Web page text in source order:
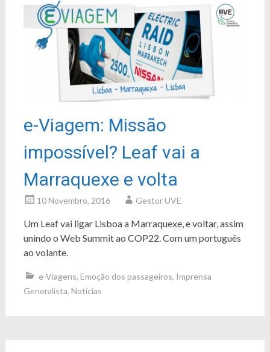
e-Viagem: Missão
impossível? Leaf vai a
Marraquexe e volta
10 Novembro, 2016 Gestor UVE
Um Leaf vai ligar Lisboa a Marraquexe, e voltar, assim
unindo o Web Summit ao COP22. Com um português
ao volante.
e-Viagens, Emoção dos passageiros, Imprensa
Generalista, Notícias